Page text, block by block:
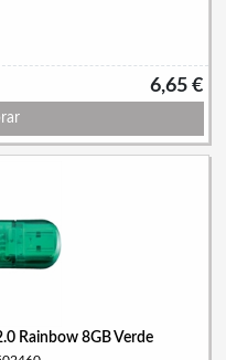
6,65 €
Rainbow 8GB Verde